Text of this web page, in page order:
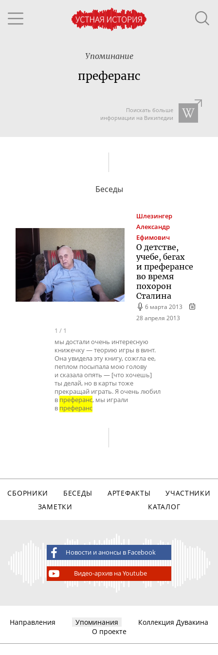
Упоминание
преферанс
Поискать больше
информации на Википедии
Беседы
Шлезингер
Александр
Ефимович
О детстве,
учебе, бегах
и преферансе
во время
похорон
Сталина
6 марта 2013
28 апреля 2013
1 / 1
мы достали очень интересную
книжечку — теорию игры в винт.
Она увидела эту книгу, сожгла ее,
пеплом посыпала мою голову
и сказала опять — [что хочешь]
ты делай, но в карты тоже
прекращай играть. Я очень любил
в преферанс, мы играли
в преферанс
СБОРНИКИ БЕСЕДЫ АРТЕФАКТЫ
УЧАСТНИКИ
ЗАМЕТКИ
КАТАЛОГ
Новости и анонсы в Facebook
Видео-архив на Youtube
Направления Упоминания
Коллекция Дувакина
О проекте